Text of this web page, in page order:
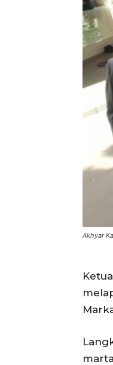
Akhyar